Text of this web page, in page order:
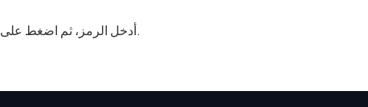
•مسح رمز الاستجابة السريعة باستخدام Google Authenticator. أدخل الرمز، ثم اضغط على تفعيل.